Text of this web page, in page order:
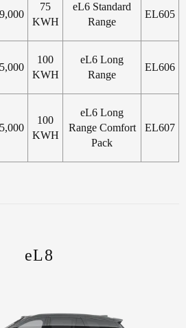
EL605
eL6 Standard
Range
75
KWH
EL606
eL6 Long
Range
100
KWH
EL607
eL6 Long
Range Comfort
Pack
100
KWH
eL8